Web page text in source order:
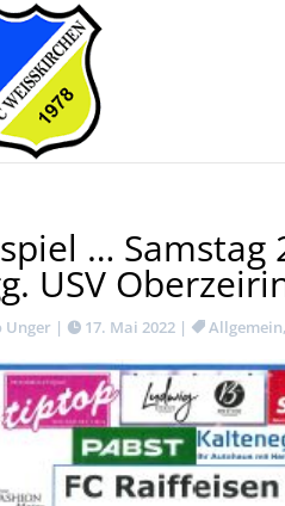
… Samstag
USV
Unger | 17. Mai 2022 | Allgemein,